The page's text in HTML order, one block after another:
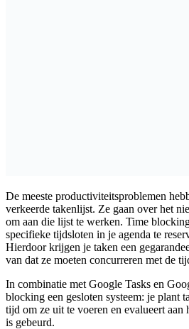
De meeste productiviteitsproblemen
verkeerde takenlijst. Ze gaan over het
om aan die lijst te werken. Time
specifieke tijdsloten in je agenda te
Hierdoor krijgen je taken een
van dat ze moeten concurreren met de
In combinatie met Google Tasks en
blocking een gesloten systeem: je plant
tijd om ze uit te voeren en evalueert aan
is gebeurd.